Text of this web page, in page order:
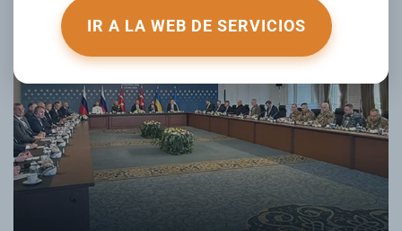
IR A LA WEB DE SERVICIOS